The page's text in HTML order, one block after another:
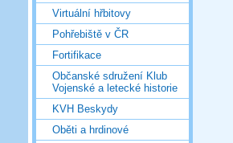
Virtuální hřbitovy
Pohřebiště v ČR
Fortifikace
Občanské sdružení Klub
Vojenské a letecké historie
KVH Beskydy
Oběti a hrdinové